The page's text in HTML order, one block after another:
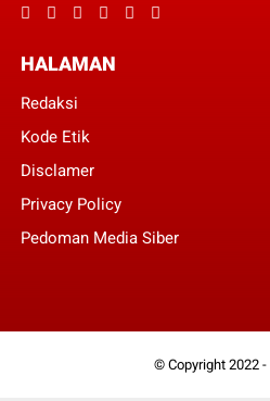
HALAMAN
Redaksi
Kode Etik
Disclamer
Privacy Policy
Pedoman Media Siber
© Copyright 2022 -